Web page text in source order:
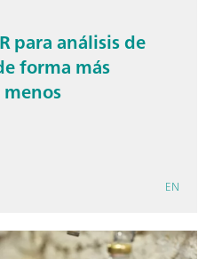
para análisis de
forma más
EN